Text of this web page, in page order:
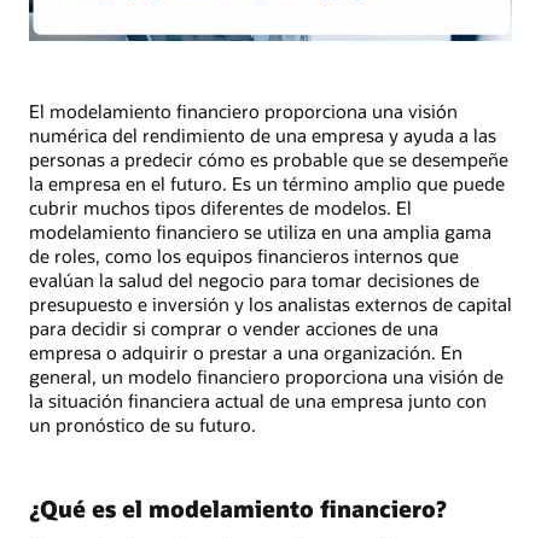
El modelamiento financiero proporciona una visión
numérica del rendimiento de una empresa y ayuda a las
personas a predecir cómo es probable que se desempeñe
la empresa en el futuro. Es un término amplio que puede
cubrir muchos tipos diferentes de modelos. El
modelamiento financiero se utiliza en una amplia gama
de roles, como los equipos financieros internos que
evalúan la salud del negocio para tomar decisiones de
presupuesto e inversión y los analistas externos de capital
para decidir si comprar o vender acciones de una
empresa o adquirir o prestar a una organización. En
general, un modelo financiero proporciona una visión de
la situación financiera actual de una empresa junto con
un pronóstico de su futuro.
¿Qué es el modelamiento financiero?